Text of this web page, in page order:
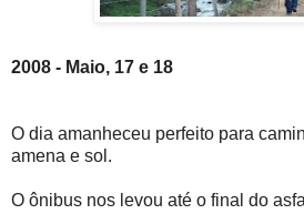
2008 - Maio, 17 e 18
O dia amanheceu perfeito para
amena e sol.
O ônibus nos levou até o final do